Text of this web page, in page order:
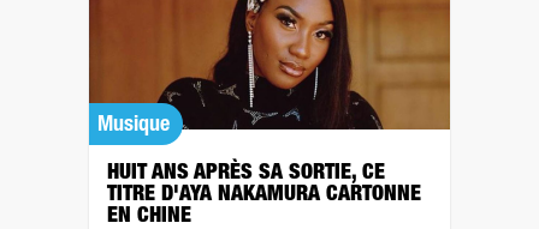
Musique
HUIT ANS APRÈS SA SORTIE, CE
TITRE D'AYA NAKAMURA CARTONNE
EN CHINE